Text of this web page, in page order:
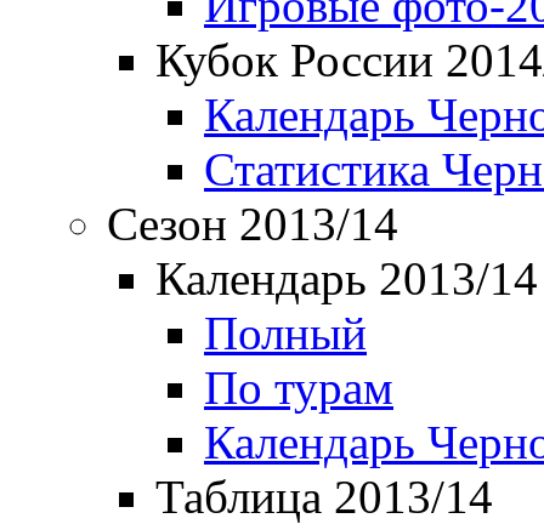
Кубок России
Календарь
Статистика
Сезон 2013/14
Календарь 2013/14
Полный
По турам
Календарь
Таблица 2013/14